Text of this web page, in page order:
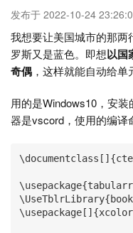
发布于 2022-10-24
我想要让美国城市的那
罗斯又是蓝色。即想以国
奇偶 ，这样就能自动给单
用的是Windows10，安
器是vscord，使用的编译